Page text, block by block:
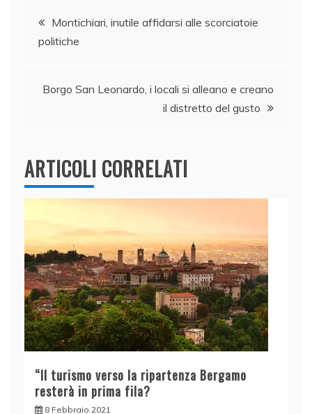
b
o
k
dI
A
vi
Navigazione
articoli
Montichiari, inutile affidarsi alle scorciatoie
politiche
Borgo San Leonardo, i locali si alleano e creano
il distretto del gusto
ARTICOLI CORRELATI
“Il turismo verso la ripartenza Bergamo
resterà in prima fila?
8 Febbraio 2021